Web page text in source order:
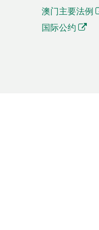
澳门主要法例
国际公约